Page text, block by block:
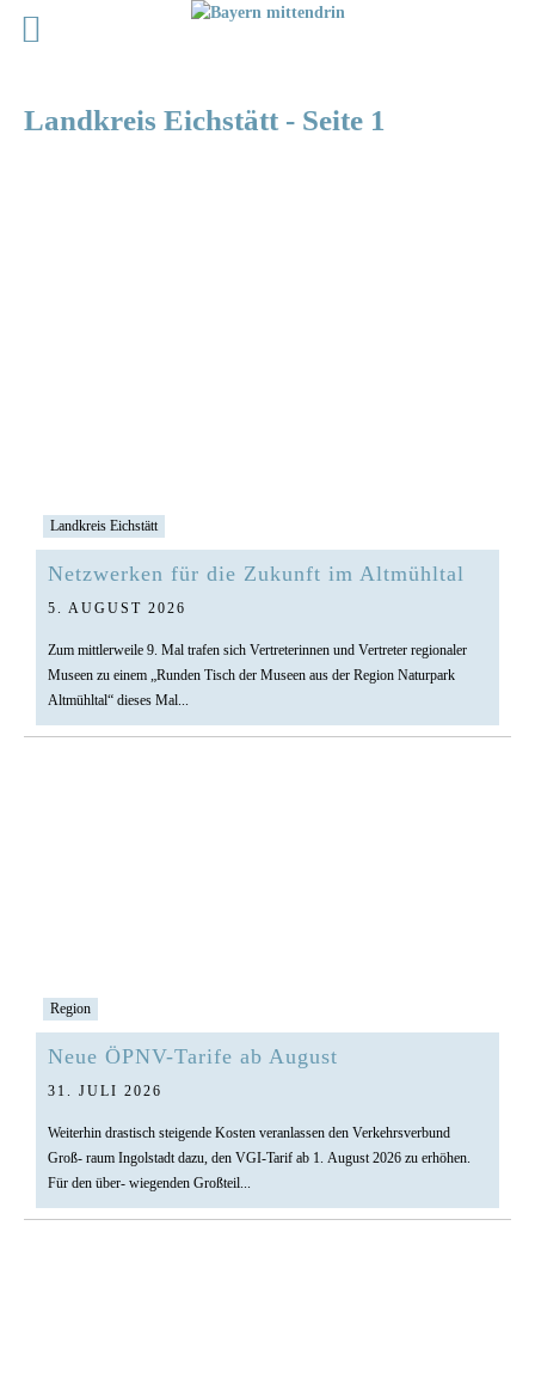
Landkreis Eichstätt - Seite 1
Landkreis Eichstätt
Netzwerken für die Zukunft im Altmühltal
5. AUGUST 2026
Zum mittlerweile 9. Mal trafen sich Vertreterinnen und Vertreter regionaler
Museen zu einem „Runden Tisch der Museen aus der Region Naturpark
Altmühltal“ dieses Mal...
Region
Neue ÖPNV-Tarife ab August
31. JULI 2026
Weiterhin drastisch steigende Kosten veranlassen den Verkehrsverbund
Groß- raum Ingolstadt dazu, den VGI-Tarif ab 1. August 2026 zu erhöhen.
Für den über- wiegenden Großteil...